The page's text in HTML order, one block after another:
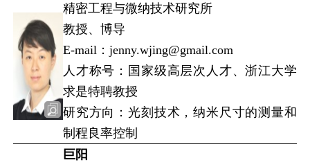
精密工程与微纳技术研究所
教授、博导
E-mail：jenny.wjing@gmail.com
人才称号：国家级高层次人才、浙江大学
求是特聘教授
研究方向：光刻技术，纳米尺寸的测量和
制程良率控制
巨阳